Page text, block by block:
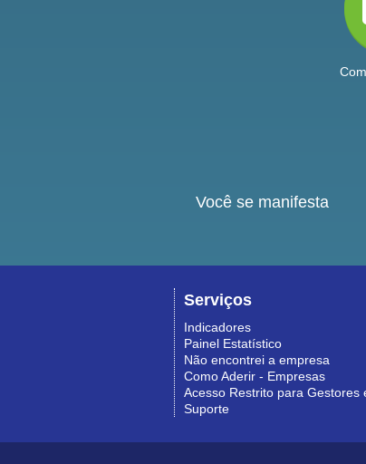
Você se manifesta
Serviços
Indicadores
Painel Estatístico
Não encontrei a empresa
Como Aderir - Empresas
Acesso Restrito para Gestores
Suporte